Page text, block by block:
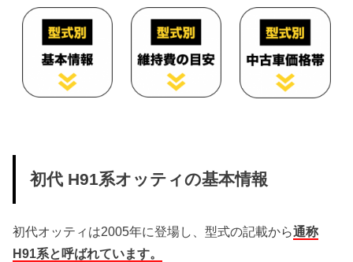
初代 H91系オッティの基本情報
初代オッティは2005年に登場し、型式の記載から通称
H91系と呼ばれています。